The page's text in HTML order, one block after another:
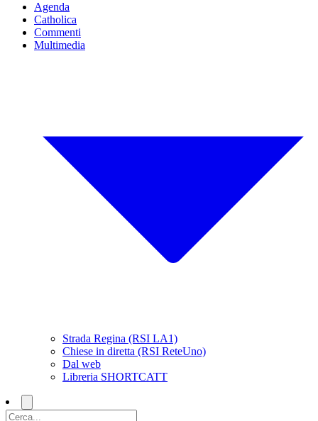
Agenda
Catholica
Commenti
Multimedia
Strada Regina (RSI LA1)
Chiese in diretta (RSI ReteUno)
Dal web
Libreria SHORTCATT